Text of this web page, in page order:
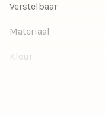
Verstelbaar
Materiaal
Kleur